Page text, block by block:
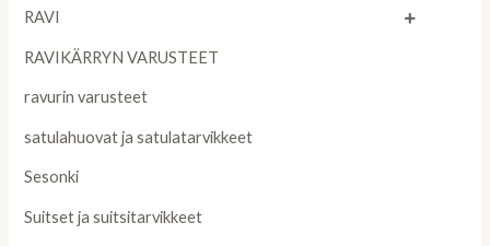
RAVI
RAVIKÄRRYN VARUSTEET
ravurin varusteet
satulahuovat ja satulatarvikkeet
Sesonki
Suitset ja suitsitarvikkeet